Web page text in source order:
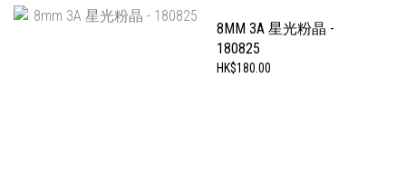
8MM 3A 星光粉晶 -
180825
HK$180.00